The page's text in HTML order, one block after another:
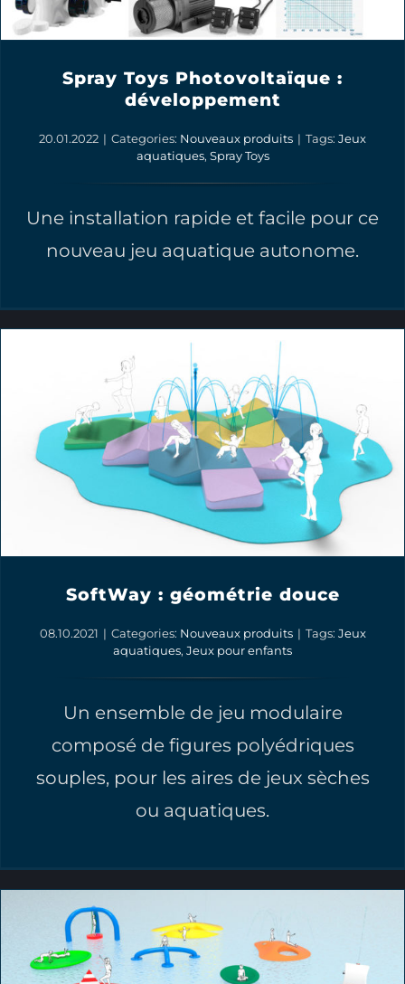
Spray Toys Photovoltaïque :
développement
20.01.2022 | Categories: Nouveaux produits | Tags: Jeux
aquatiques, Spray Toys
Une installation rapide et facile pour ce
nouveau jeu aquatique autonome.
SoftWay : géométrie douce
08.10.2021 | Categories: Nouveaux produits | Tags: Jeux
aquatiques, Jeux pour enfants
Un ensemble de jeu modulaire
composé de figures polyédriques
souples, pour les aires de jeux sèches
ou aquatiques.